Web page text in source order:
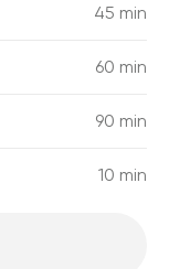
45 min
60 min
90 min
10 min